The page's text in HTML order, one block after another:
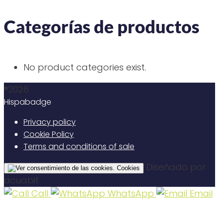
Categorías de productos
No product categories exist.
®2026
Hispabadge
Privacy policy
Cookie Policy
Terms and conditions of sale
Cookies
Diseñado por
acuabit
Call
WhatsApp Email